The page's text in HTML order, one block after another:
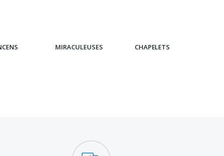
MIRACULEUSES CHAPELETS